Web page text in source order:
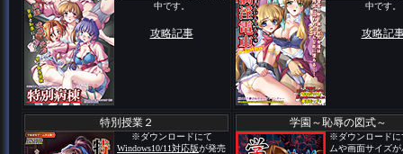
中です。
攻略記事
中です。
攻略記
特別授業２
※ダウンロードにて
Windows10/11対応版が発売
学園～恥辱の図式～
※ダウンロードに
ムや画面サイズ